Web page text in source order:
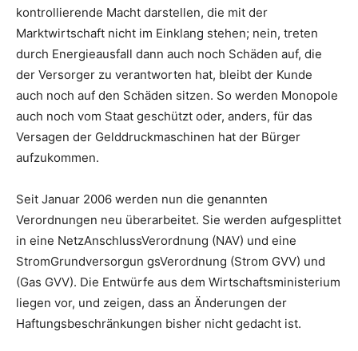
kontrollierende Macht darstellen, die mit der
Marktwirtschaft nicht im Einklang stehen; nein, treten
durch Energieausfall dann auch noch Schäden auf, die
der Versorger zu verantworten hat, bleibt der Kunde
auch noch auf den Schäden sitzen. So werden Monopole
auch noch vom Staat geschützt oder, anders, für das
Versagen der Gelddruckmaschinen hat der Bürger
aufzukommen.
Seit Januar 2006 werden nun die genannten
Verordnungen neu überarbeitet. Sie werden aufgesplittet
in eine NetzAnschlussVerordnung (NAV) und eine
StromGrundversorgun gsVerordnung (Strom GVV) und
(Gas GVV). Die Entwürfe aus dem Wirtschaftsministerium
liegen vor, und zeigen, dass an Änderungen der
Haftungsbeschränkungen bisher nicht gedacht ist.